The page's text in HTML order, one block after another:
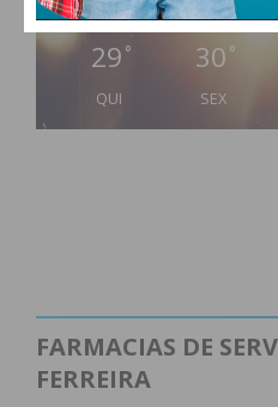
29 °
QUI
30 °
SEX
FARMACIAS DE
FERREIRA